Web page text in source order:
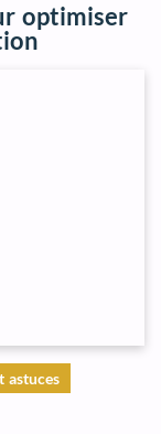
optimiser
astuces